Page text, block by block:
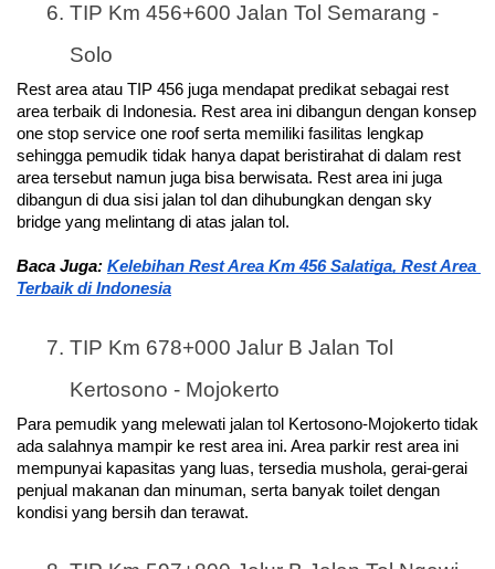
TIP Km 456+600 Jalan Tol Semarang -
Solo
Rest area atau TIP 456 juga mendapat predikat sebagai rest
area terbaik di Indonesia. Rest area ini dibangun dengan konsep
one stop service one roof serta memiliki fasilitas lengkap
sehingga pemudik tidak hanya dapat beristirahat di dalam rest
area tersebut namun juga bisa berwisata. Rest area ini juga
dibangun di dua sisi jalan tol dan dihubungkan dengan sky
bridge yang melintang di atas jalan tol.
Baca Juga: Kelebihan Rest Area Km 456 Salatiga, Rest Area
Terbaik di Indonesia
TIP Km 678+000 Jalur B Jalan Tol
Kertosono - Mojokerto
Para pemudik yang melewati jalan tol Kertosono-Mojokerto tidak
ada salahnya mampir ke rest area ini. Area parkir rest area ini
mempunyai kapasitas yang luas, tersedia mushola, gerai-gerai
penjual makanan dan minuman, serta banyak toilet dengan
kondisi yang bersih dan terawat.